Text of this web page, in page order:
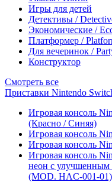
Игры для детей
Детективы /
Экономические /
Платформер /
Для вечеринок /
Конструктор
Смотреть все
Приставки Nintendo
Игровая консоль
(Красно / Синяя)
Игровая консоль
Игровая консоль
Игровая консоль
неон с улучшенным
(MOD. HAC-001-01)